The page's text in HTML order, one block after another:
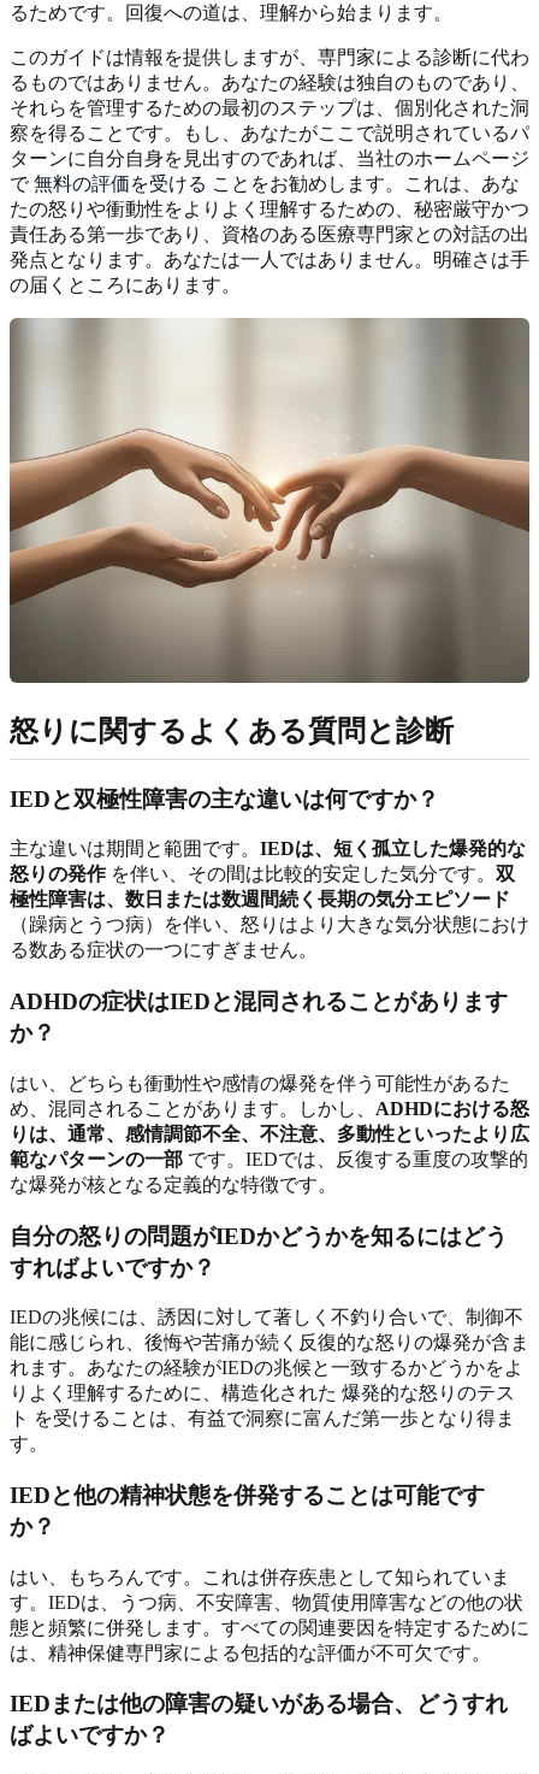
るためです。回復への道は、理解から始まります。
このガイドは情報を提供しますが、専門家による診断に代わ
るものではありません。あなたの経験は独自のものであり、
それらを管理するための最初のステップは、個別化された洞
察を得ることです。もし、あなたがここで説明されているパ
ターンに自分自身を見出すのであれば、当社のホームページ
で無料の評価を受ける ことをお勧めします。これは、あな
たの怒りや衝動性をよりよく理解するための、秘密厳守かつ
責任ある第一歩であり、資格のある医療専門家との対話の出
発点となります。あなたは一人ではありません。明確さは手
の届くところにあります。
怒りに関するよくある質問と診断
IEDと双極性障害の主な違いは何ですか？
主な違いは期間と範囲です。 IEDは、短く孤立した爆発的な
怒りの発作を伴い、その間は比較的安定した気分です。 双
極性障害は、数日または数週間続く長期の気分エピソード
（躁病とうつ病）を伴い、怒りはより大きな気分状態におけ
る数ある症状の一つにすぎません。
ADHDの症状はIEDと混同されることがあります
か？
はい、どちらも衝動性や感情の爆発を伴う可能性があるた
め、混同されることがあります。しかし、 ADHDにおける怒
りは、通常、感情調節不全、不注意、多動性といったより広
範なパターンの一部 です。IEDでは、反復する重度の攻撃的
な爆発が核となる定義的な特徴です。
自分の怒りの問題がIEDかどうかを知るにはどう
すればよいですか？
IEDの兆候には、誘因に対して著しく不釣り合いで、制御不
能に感じられ、後悔や苦痛が続く反復的な怒りの爆発が含ま
れます。あなたの経験がIEDの兆候と一致するかどうかをよ
りよく理解するために、構造化された 爆発的な怒りのテス
ト を受けることは、有益で洞察に富んだ第一歩となり得ま
す。
IEDと他の精神状態を併発することは可能です
か？
はい、もちろんです。これは併存疾患として知られていま
す。IEDは、うつ病、不安障害、物質使用障害などの他の状
態と頻繁に併発します。すべての関連要因を特定するために
は、精神保健専門家による包括的な評価が不可欠です。
IEDまたは他の障害の疑いがある場合、どうすれ
ばよいですか？